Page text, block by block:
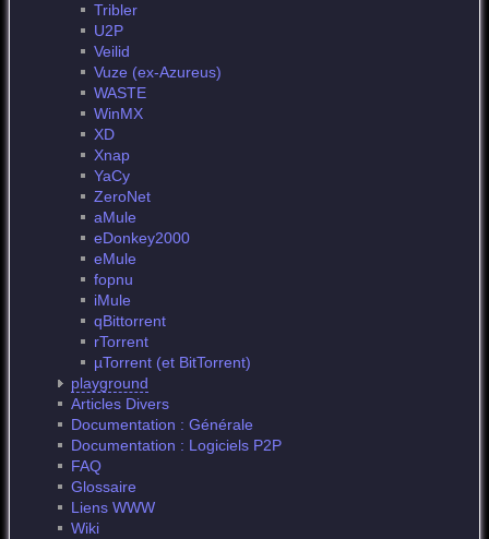
Tribler
U2P
Veilid
Vuze (ex-Azureus)
WASTE
WinMX
XD
Xnap
YaCy
ZeroNet
aMule
eDonkey2000
eMule
fopnu
iMule
qBittorrent
rTorrent
µTorrent (et BitTorrent)
playground
Articles Divers
Documentation : Générale
Documentation : Logiciels P2P
FAQ
Glossaire
Liens WWW
Wiki